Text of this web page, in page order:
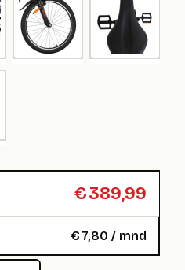
€389,99
€ 7,80 / mnd